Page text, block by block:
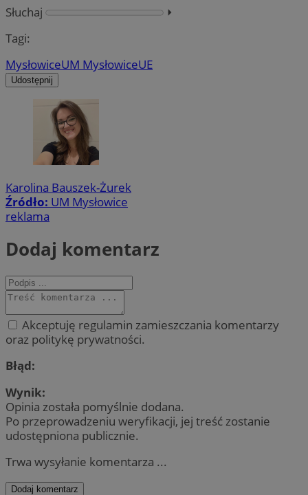
Słuchaj
⏵︎
Tagi:
MysłowiceUM MysłowiceUE
Udostępnij
Karolina Bauszek-Żurek
Źródło: UM Mysłowice
reklama
Dodaj komentarz
Akceptuję regulamin zamieszczania komentarzy
oraz politykę prywatności.
Błąd:
Wynik:
Opinia została pomyślnie dodana.
Po przeprowadzeniu weryfikacji, jej treść zostanie
udostępniona publicznie.
Trwa wysyłanie komentarza ...
Dodaj komentarz